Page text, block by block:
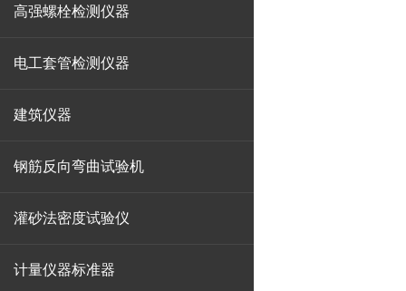
高强螺栓检测仪器
电工套管检测仪器
建筑仪器
钢筋反向弯曲试验机
灌砂法密度试验仪
计量仪器标准器